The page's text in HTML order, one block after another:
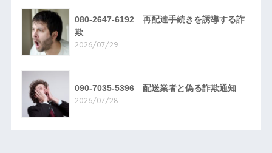
080-2647-6192 再配達手続きを誘導する詐
欺
2026/07/29
090-7035-5396 配送業者と偽る詐欺通知
2026/07/28